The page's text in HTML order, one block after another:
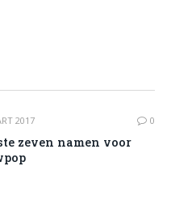
2017 0
zeven namen voor